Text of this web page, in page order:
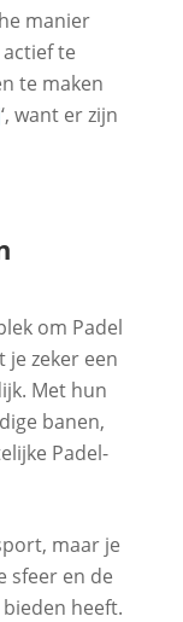
manier
te
te maken
‘, want er zijn
om Padel
zeker een
Met hun
banen,
Padel-
maar je
sfeer en de
heeft.